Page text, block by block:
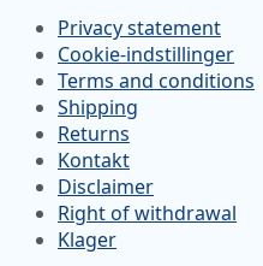
Privacy statement
Cookie-indstillinger
Terms and conditions
Shipping
Returns
Kontakt
Disclaimer
Right of withdrawal
Klager